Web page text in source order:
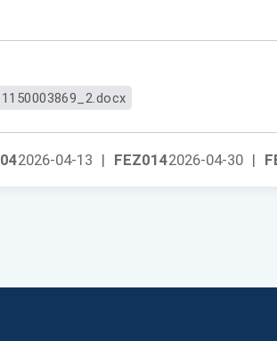
1150003869_2.docx
FEZ0142026-04-30 |
2026-04-13 |